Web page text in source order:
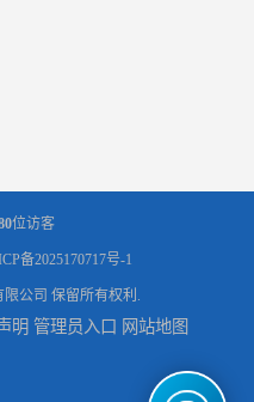
位访客
备2025170717号-1
公司 保留所有权利.
明 管理员入口 网站地图